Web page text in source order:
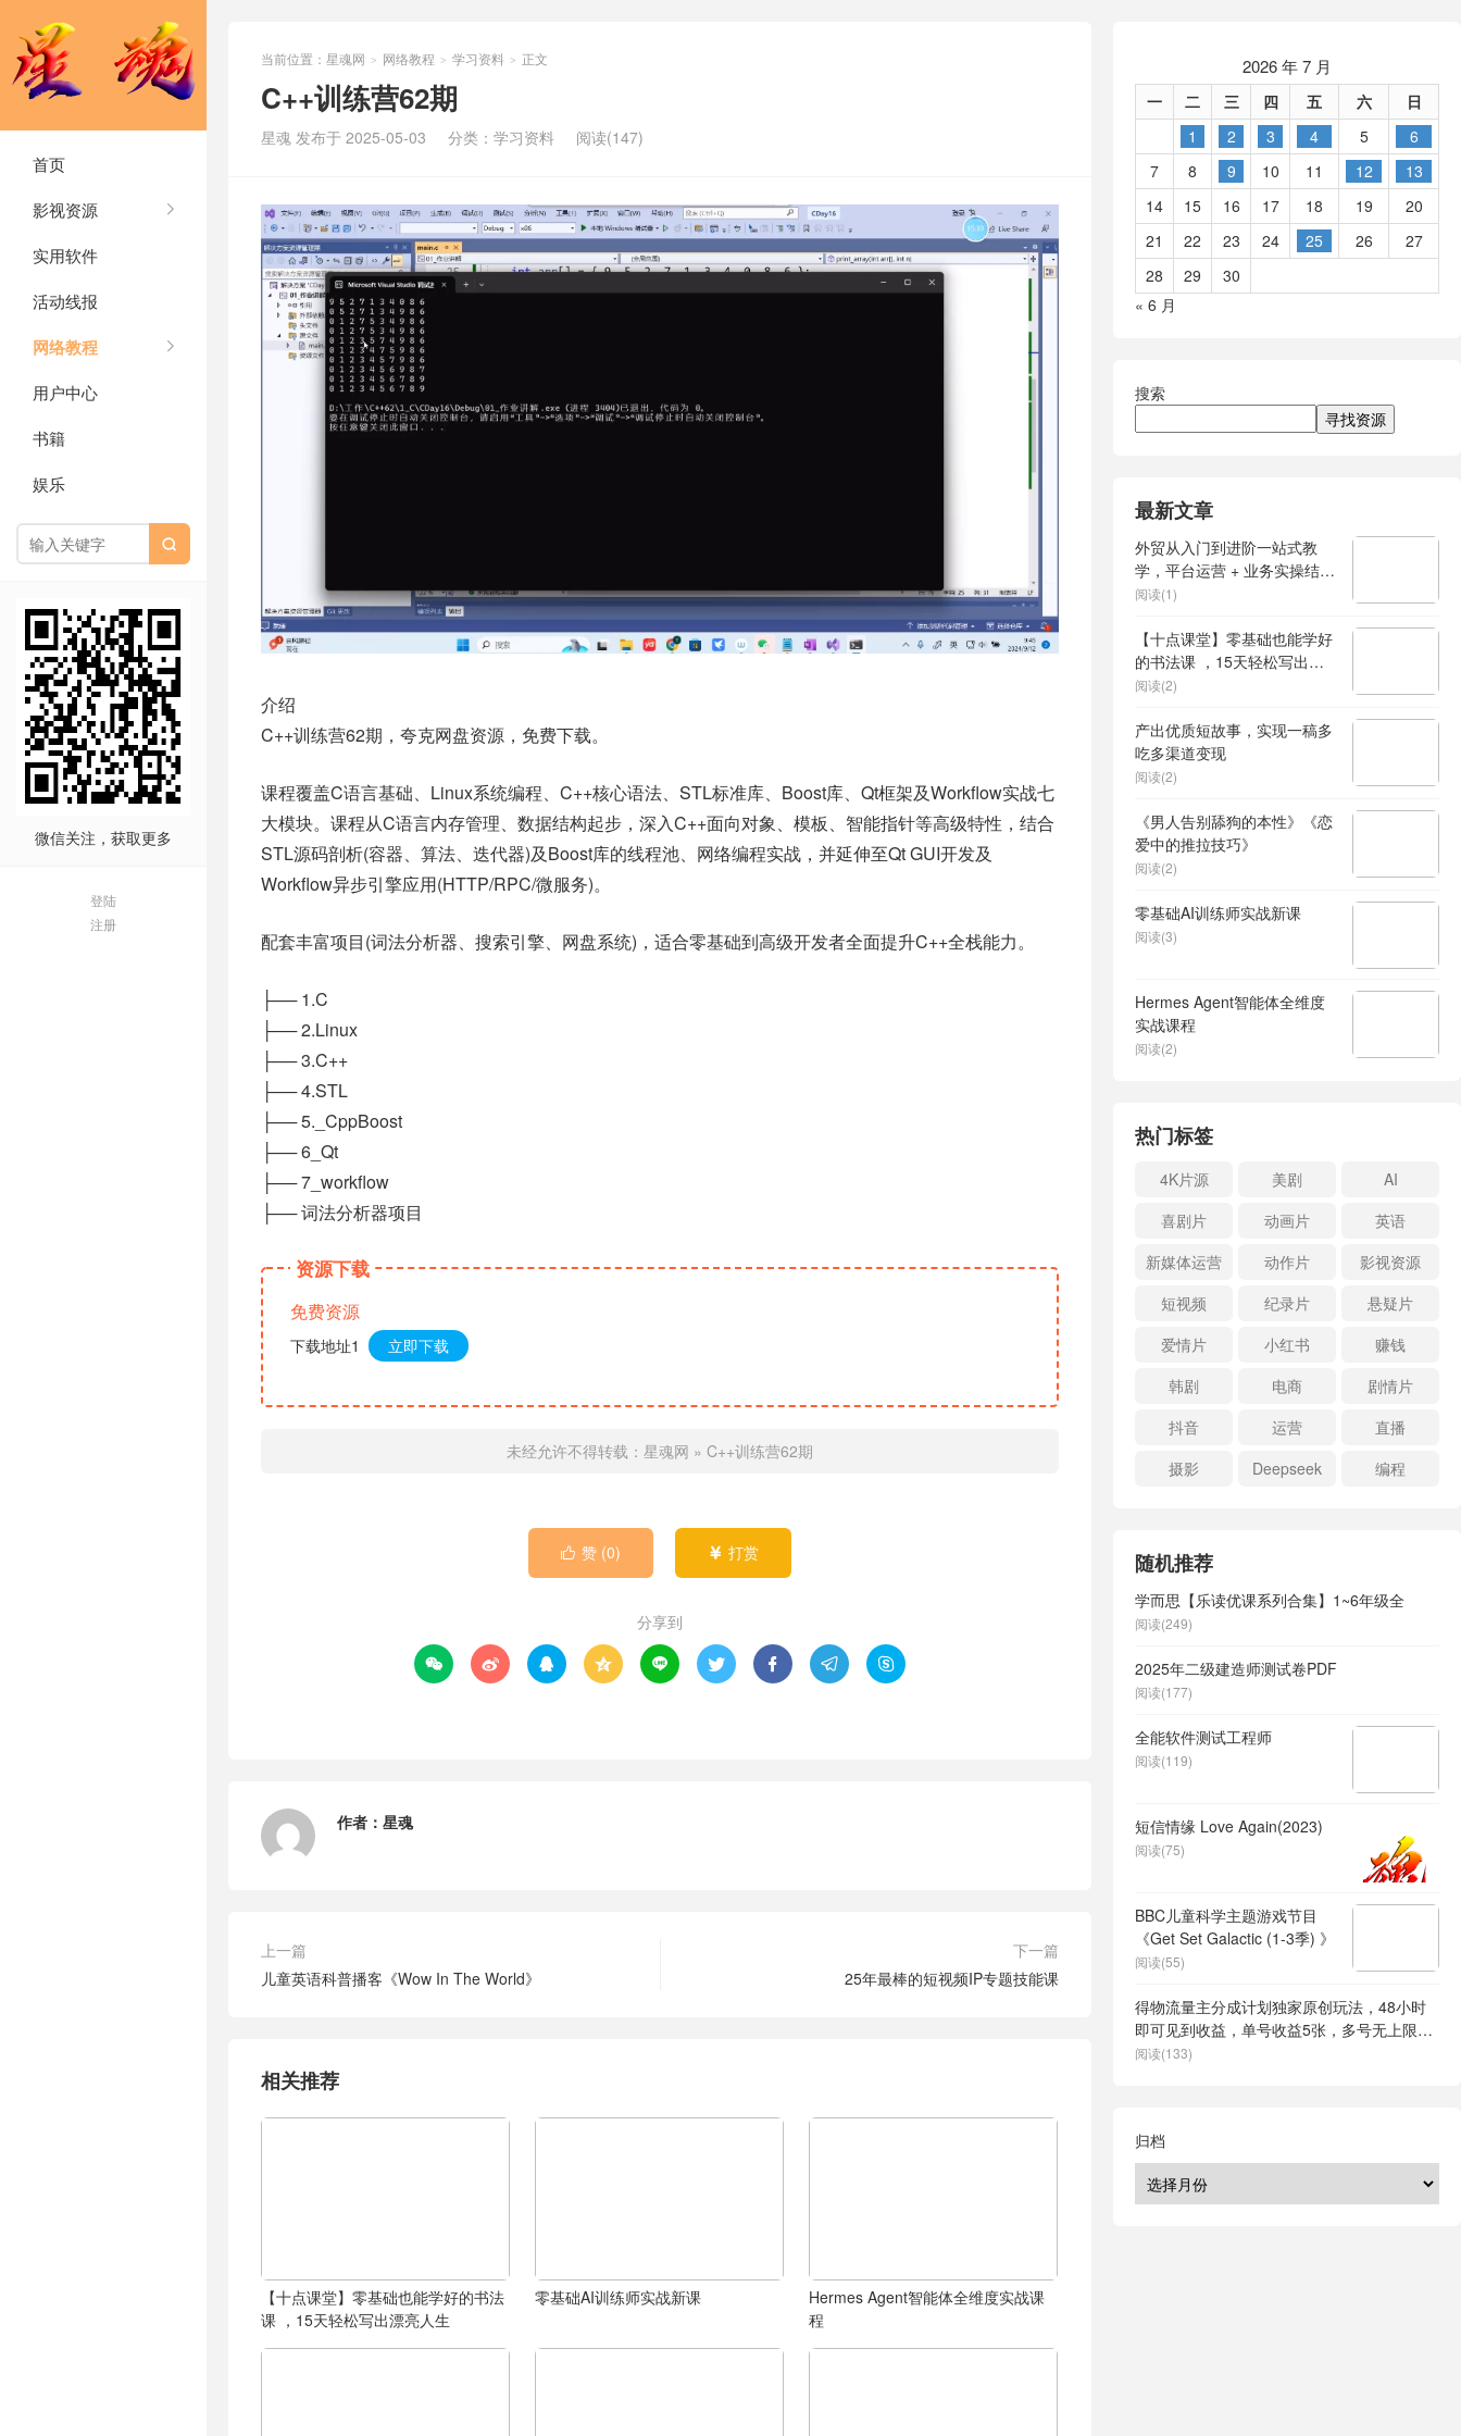
首页
影视资源
实用软件
活动线报
网络教程
用户中心
书籍
娱乐

微信关注，获取更多
登陆
注册
当前位置： 星魂网 > 网络教程 > 学习资料 > 正文
C++训练营62期
星魂 发布于 2025-05-03 分类： 学习资料 阅读(147)
介绍
C++训练营62期，夸克网盘资源，免费下载。
课程覆盖C语言基础、Linux系统编程、C++核心语法、STL标准库、Boost库、Qt框架及Workflow实战七
大模块。课程从C语言内存管理、数据结构起步，深入C++面向对象、模板、智能指针等高级特性，结合
STL源码剖析(容器、算法、迭代器)及Boost库的线程池、网络编程实战，并延伸至Qt GUI开发及
Workflow异步引擎应用(HTTP/RPC/微服务)。
配套丰富项目(词法分析器、搜索引擎、网盘系统)，适合零基础到高级开发者全面提升C++全栈能力。
├── 1.C
├── 2.Linux
├── 3.C++
├── 4.STL
├── 5._CppBoost
├── 6_Qt
├── 7_workflow
├── 词法分析器项目
资源下载
免费资源
下载地址1 立即下载
未经允许不得转载： 星魂网 » C++训练营62期
 赞 (0)  打赏
分享到
        
作者： 星魂
上一篇
儿童英语科普播客《Wow In The World》
下一篇
25年最棒的短视频IP专题技能课
相关推荐
【十点课堂】零基础也能学好的书法
课 ，15天轻松写出漂亮人生
零基础AI训练师实战新课
Hermes Agent智能体全维度实战课
程
2026 年 7 月
一 二 三 四 五 六
日
1
2 3 4 5
6
7
8 9 10 11 12
13
14
15 16 17 18 19
20
21
22 23 24 25 26
27
28
29
30
« 6 月
搜索
寻找资源
最新文章
外贸从入门到进阶一站式教
学，平台运营 + 业务实操结
合，实现业绩稳步增长
阅读(1)
【十点课堂】零基础也能学好
的书法课 ，15天轻松写出漂
亮人生
阅读(2)
产出优质短故事，实现一稿多
吃多渠道变现
阅读(2)
《男人告别舔狗的本性》《恋
爱中的推拉技巧》
阅读(2)
零基础AI训练师实战新课
阅读(3)
Hermes Agent智能体全维度
实战课程
阅读(2)
热门标签
4K片源 美剧
AI
喜剧片
动画片
英语
新媒体运营
动作片
影视资源
短视频
纪录片
悬疑片
爱情片
小红书
赚钱
韩剧
电商
剧情片
抖音
运营
直播
摄影
Deepseek 编程
随机推荐
学而思【乐读优课系列合集】1~6年级全
阅读(249)
2025年二级建造师测试卷PDF
阅读(177)
全能软件测试工程师
阅读(119)
短信情缘 Love Again(2023)
阅读(75)
BBC儿童科学主题游戏节目
《Get Set Galactic (1-3季) 》
阅读(55)
得物流量主分成计划独家原创玩法，48小时
即可见到收益，单号收益5张，多号无上限
【揭秘】
阅读(133)
归档